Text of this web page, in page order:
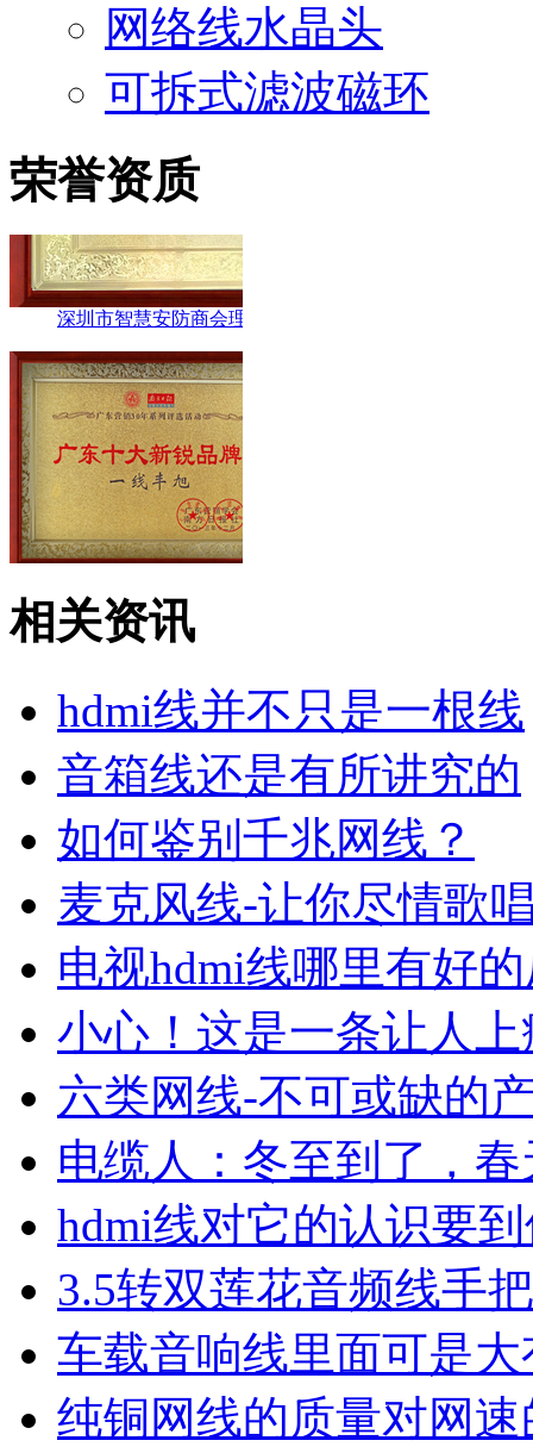
网络线水晶头
可拆式滤波磁环
荣誉资质
深圳市智慧安防商会理事单位
十大新锐品牌奖
安防诚信企业
会员单位
相关资讯
hdmi线并不只是一根线
音箱线还是有所讲究的
如何鉴别千兆网线？
麦克风线-让你尽情歌
电视hdmi线哪里有好
小心！这是一条让人
六类网线-不可或缺的
电缆人：冬至到了，
hdmi线对它的认识要
3.5转双莲花音频线手
车载音响线里面可是
纯铜网线的质量对网